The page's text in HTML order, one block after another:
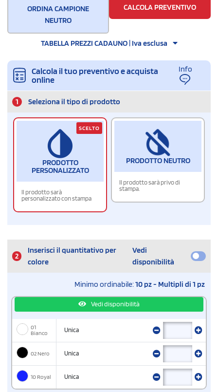
ORDINA CAMPIONE
NEUTRO
CALCOLA PREVENTIVO
TABELLA PREZZI CADAUNO | Iva esclusa
Calcola il tuo preventivo e acquista
online
Info
1 Seleziona il tipo di prodotto
PRODOTTO
PERSONALIZZATO
Il prodotto sarà
personalizzato con stampa
SCELTO
PRODOTTO NEUTRO
Il prodotto sarà privo di
stampa.
2
Inserisci il quantitativo per
colore
Vedi
disponibilità
Minimo ordinabile:10 pz - Multipli di 1 pz
Vedi disponibilità
01
Bianco
Unica
02 Nero Unica
10 Royal Unica